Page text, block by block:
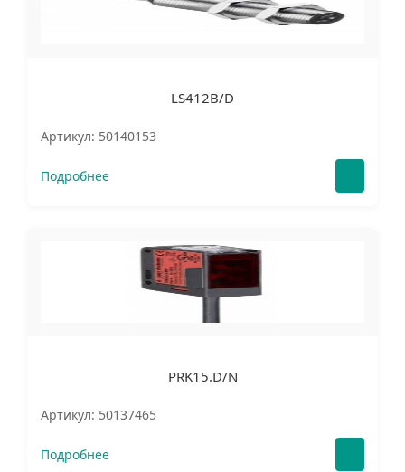
LS412B/D
Артикул: 50140153
Подробнее
PRK15.D/N
Артикул: 50137465
Подробнее